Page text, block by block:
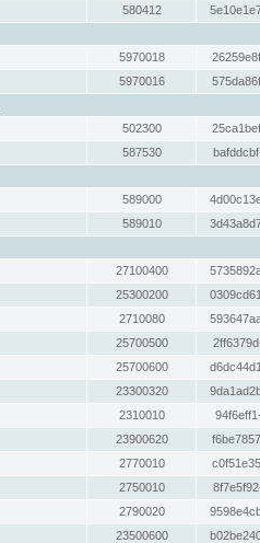
580412
5970018
5970016
502300
587530
589000
589010
27100400
25300200
2710080
25700500
25700600
23300320
2310010
23900620
2770010
2750010
2790020
23500600